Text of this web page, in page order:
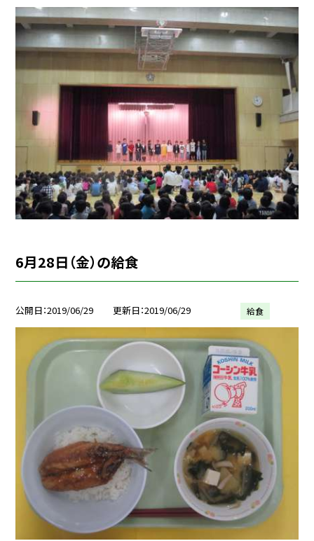
6月28日（金）の給食
公開日 2019/06/29 更新日 2019/06/29 給食